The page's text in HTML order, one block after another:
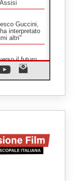
Guccini,
interpretato
altri"
il futuro,
del Papa e dei
al Papa:
umani